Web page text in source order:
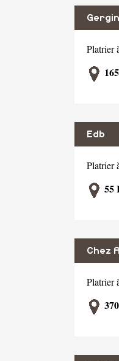
Platrier
Edb
Platrier
55
Chez
Platrier